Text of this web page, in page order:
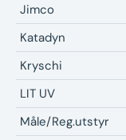
Jimco
Katadyn
Kryschi
LIT UV
Måle/Reg.utstyr